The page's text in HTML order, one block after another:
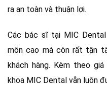
ra an toàn và thuận lợi.
Các bác sĩ tại MIC
môn cao mà còn rất tận
khách hàng. Kèm theo
khoa MIC Dental vẫn luôn